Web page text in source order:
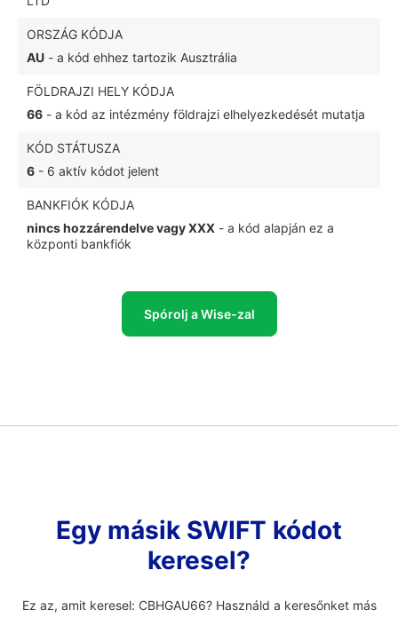
ORSZÁG KÓDJA
AU - a kód ehhez tartozik Ausztrália
FÖLDRAJZI HELY KÓDJA
66 - a kód az intézmény földrajzi elhelyezkedését mutatja
KÓD STÁTUSZA
6 - 6 aktív kódot jelent
BANKFIÓK KÓDJA
nincs hozzárendelve vagy XXX - a kód alapján ez a
központi bankfiók
Spórolj a Wise-zal
Egy másik SWIFT kódot
keresel?
Ez az, amit keresel: CBHGAU66? Használd a keresőnket más